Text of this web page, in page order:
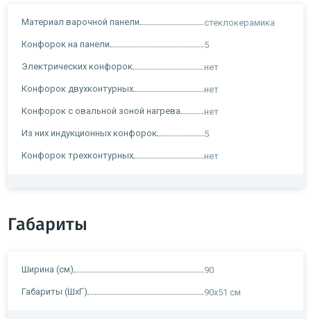
Материал варочной панели стеклокерамика
Конфорок на панели 5
Электрических конфорок нет
Конфорок двухконтурных нет
Конфорок с овальной зоной нагрева нет
Из них индукционных конфорок 5
Конфорок трехконтурных нет
Габариты
Ширина (см) 90
Габариты (ШхГ) 90x51 см